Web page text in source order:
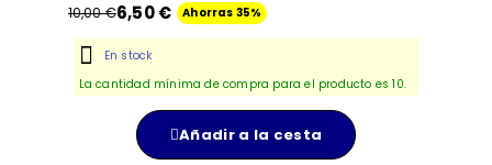
10,00 €6,50 € Ahorras 35%
En stock
La cantidad mínima de compra para el producto es 10.
Añadir a la cesta